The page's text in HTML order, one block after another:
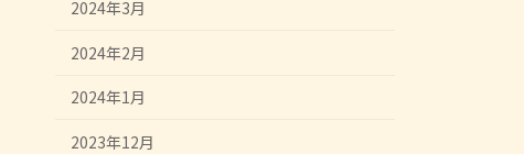
2024年3月
2024年2月
2024年1月
2023年12月